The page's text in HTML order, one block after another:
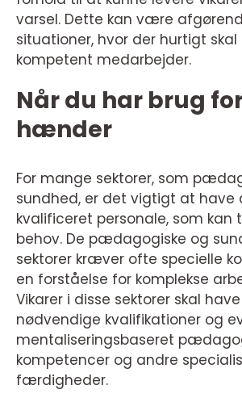
varsel. Dette kan være
situationer, hvor der hurtigt
kompetent medarbejder.
Når du har brug
hænder
For mange sektorer, som
sundhed, er det vigtigt at have
kvalificeret personale, som
behov. De pædagogiske og
sektorer kræver ofte specielle
en forståelse for komplekse
Vikarer i disse sektorer skal
nødvendige kvalifikationer og
mentaliseringsbaseret
kompetencer og andre
færdigheder.